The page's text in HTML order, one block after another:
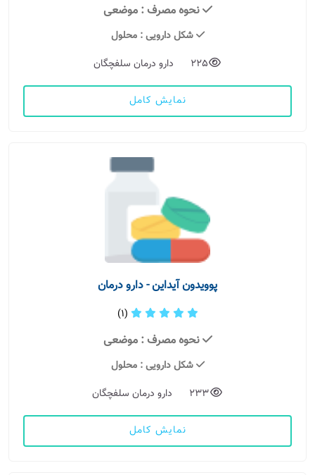
نحوه مصرف : موضعی
شکل دارویی: محلول
225
دارو درمان سلفچگان
نمایش کامل
پوویدون آیداین - دارو درمان
(1)
نحوه مصرف : موضعی
شکل دارویی: محلول
233
دارو درمان سلفچگان
نمایش کامل